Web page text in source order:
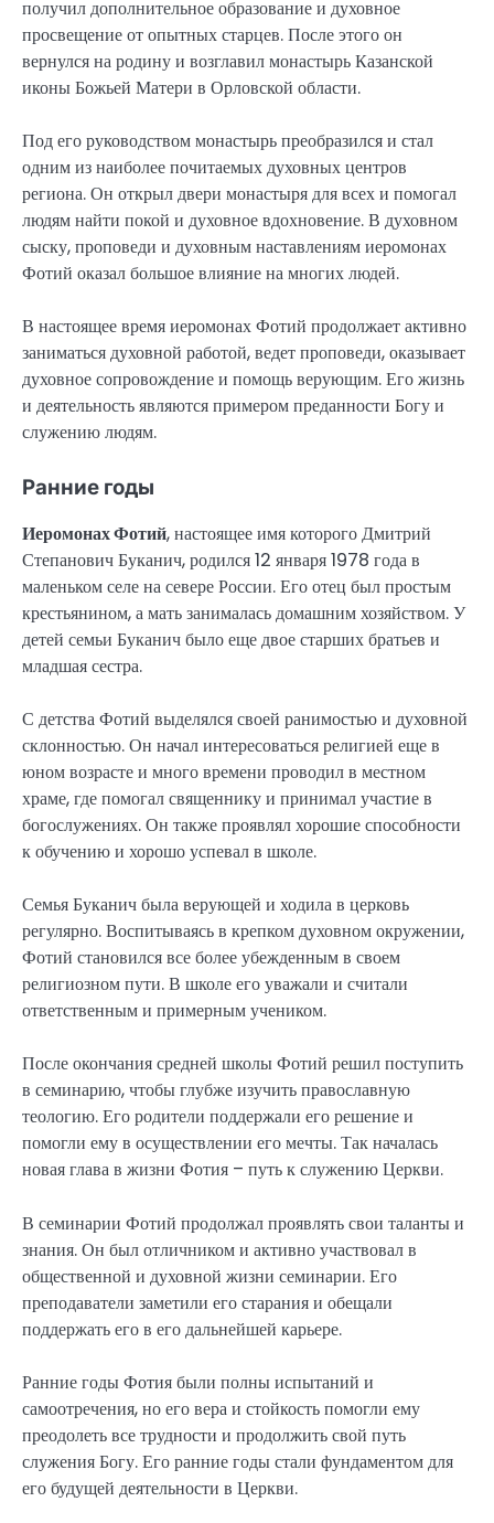
получил дополнительное образование и духовное
просвещение от опытных старцев. После этого он
вернулся на родину и возглавил монастырь Казанской
иконы Божьей Матери в Орловской области.
Под его руководством монастырь преобразился и стал
одним из наиболее почитаемых духовных центров
региона. Он открыл двери монастыря для всех и помогал
людям найти покой и духовное вдохновение. В духовном
сыску, проповеди и духовным наставлениям иеромонах
Фотий оказал большое влияние на многих людей.
В настоящее время иеромонах Фотий продолжает активно
заниматься духовной работой, ведет проповеди, оказывает
духовное сопровождение и помощь верующим. Его жизнь
и деятельность являются примером преданности Богу и
служению людям.
Ранние годы
Иеромонах Фотий, настоящее имя которого Дмитрий
Степанович Буканич, родился 12 января 1978 года в
маленьком селе на севере России. Его отец был простым
крестьянином, а мать занималась домашним хозяйством. У
детей семьи Буканич было еще двое старших братьев и
младшая сестра.
С детства Фотий выделялся своей ранимостью и духовной
склонностью. Он начал интересоваться религией еще в
юном возрасте и много времени проводил в местном
храме, где помогал священнику и принимал участие в
богослужениях. Он также проявлял хорошие способности
к обучению и хорошо успевал в школе.
Семья Буканич была верующей и ходила в церковь
регулярно. Воспитываясь в крепком духовном окружении,
Фотий становился все более убежденным в своем
религиозном пути. В школе его уважали и считали
ответственным и примерным учеником.
После окончания средней школы Фотий решил поступить
в семинарию, чтобы глубже изучить православную
теологию. Его родители поддержали его решение и
помогли ему в осуществлении его мечты. Так началась
новая глава в жизни Фотия – путь к служению Церкви.
В семинарии Фотий продолжал проявлять свои таланты и
знания. Он был отличником и активно участвовал в
общественной и духовной жизни семинарии. Его
преподаватели заметили его старания и обещали
поддержать его в его дальнейшей карьере.
Ранние годы Фотия были полны испытаний и
самоотречения, но его вера и стойкость помогли ему
преодолеть все трудности и продолжить свой путь
служения Богу. Его ранние годы стали фундаментом для
его будущей деятельности в Церкви.